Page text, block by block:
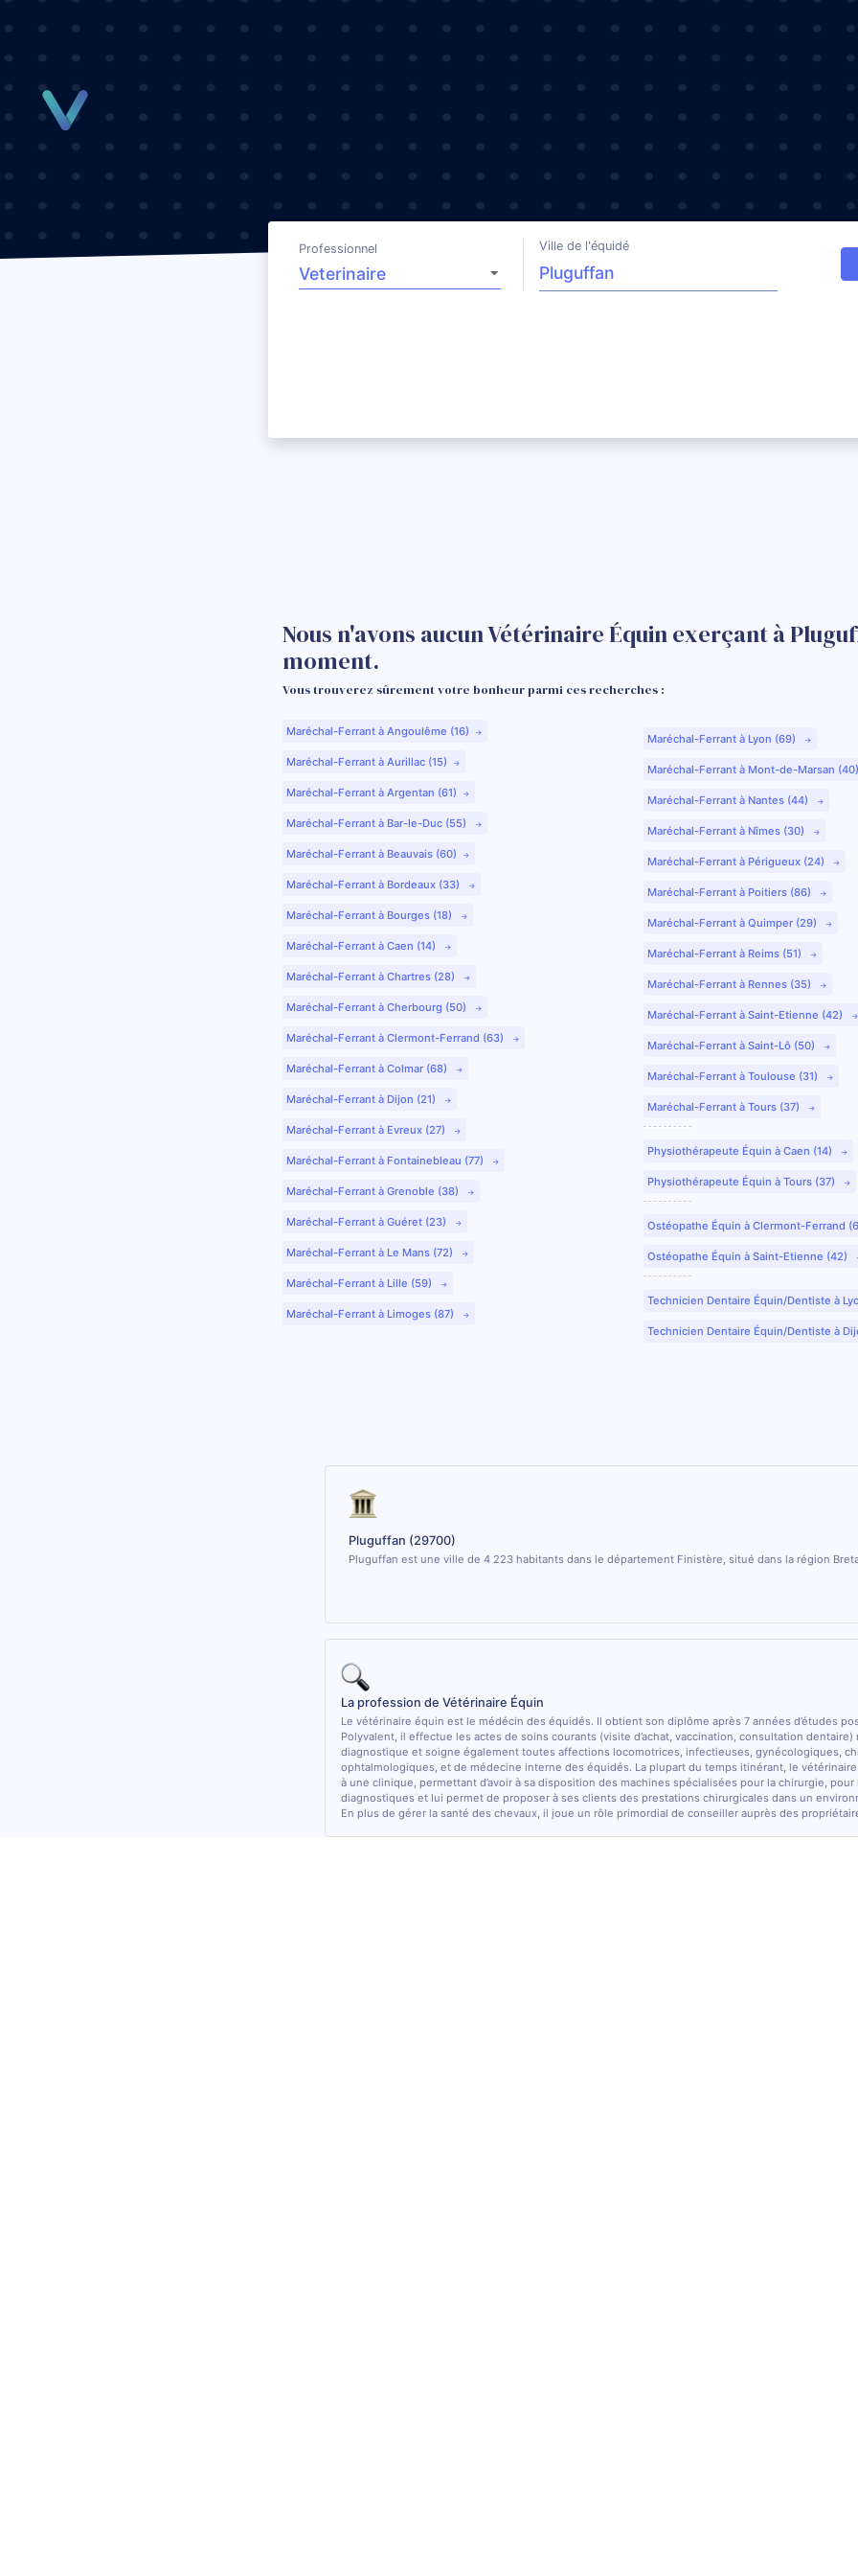
Professionnel Ville de l'équidé
Nous n'avons aucun Vétérinaire Équin exerçant à
moment.
Vous trouverez sûrement votre bonheur parmi ces recherches :
Maréchal-Ferrant à Angoulême (16)
Maréchal-Ferrant à Aurillac (15)
Maréchal-Ferrant à Argentan (61)
Maréchal-Ferrant à Bar-le-Duc (55)
Maréchal-Ferrant à Beauvais (60)
Maréchal-Ferrant à Bordeaux (33)
Maréchal-Ferrant à Bourges (18)
Maréchal-Ferrant à Caen (14)
Maréchal-Ferrant à Chartres (28)
Maréchal-Ferrant à Cherbourg (50)
Maréchal-Ferrant à Clermont-Ferrand (63)
Maréchal-Ferrant à Colmar (68)
Maréchal-Ferrant à Dijon (21)
Maréchal-Ferrant à Evreux (27)
Maréchal-Ferrant à Fontainebleau (77)
Maréchal-Ferrant à Grenoble (38)
Maréchal-Ferrant à Guéret (23)
Maréchal-Ferrant à Le Mans (72)
Maréchal-Ferrant à Lille (59)
Maréchal-Ferrant à Limoges (87)
Maréchal-Ferrant à Lyon (69)
Maréchal-Ferrant à Mont-de-Marsan
Maréchal-Ferrant à Nantes (44)
Maréchal-Ferrant à Nîmes (30)
Maréchal-Ferrant à Périgueux (24)
Maréchal-Ferrant à Poitiers (86)
Maréchal-Ferrant à Quimper (29)
Maréchal-Ferrant à Reims (51)
Maréchal-Ferrant à Rennes (35)
Maréchal-Ferrant à Saint-Etienne (42)
Maréchal-Ferrant à Saint-Lô (50)
Maréchal-Ferrant à Toulouse (31)
Maréchal-Ferrant à Tours (37)
Physiothérapeute Équin à Caen (14)
Physiothérapeute Équin à Tours (37)
Ostéopathe Équin à Clermont-Ferrand
Ostéopathe Équin à Saint-Etienne (42)
Technicien Dentaire Équin/Dentiste à
Technicien Dentaire Équin/Dentiste à
Pluguffan (29700)
Pluguffan est une ville de 4 223 habitants dans le département Finistère, situé dans la région
La profession de Vétérinaire Équin
Le vétérinaire équin est le médécin des équidés. Il obtient son diplôme après 7 années d’études
Polyvalent, il effectue les actes de soins courants (visite d’achat, vaccination, consultation dentaire)
diagnostique et soigne également toutes affections locomotrices, infectieuses, gynécologiques,
ophtalmologiques, et de médecine interne des équidés. La plupart du temps itinérant, le
à une clinique, permettant d’avoir à sa disposition des machines spécialisées pour la chirurgie,
diagnostiques et lui permet de proposer à ses clients des prestations chirurgicales dans un
En plus de gérer la santé des chevaux, il joue un rôle primordial de conseiller auprès des